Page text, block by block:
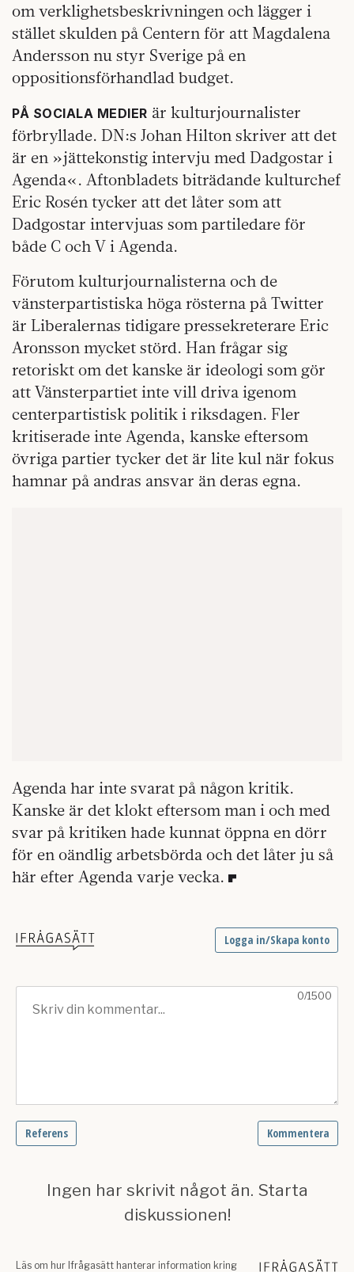
om verklighetsbeskrivningen och lägger i
stället skulden på Centern för att Magdalena
Andersson nu styr Sverige på en
oppositionsförhandlad budget.
PÅ SOCIALA MEDIER är kulturjournalister
förbryllade. DN:s Johan Hilton skriver att det
är en »jättekonstig intervju med Dadgostar i
Agenda«. Afton­bladets biträdande kulturchef
Eric Rosén tycker att det låter som att
Dadgostar intervjuas som partiledare för
både C och V i Agenda.
Förutom kulturjournalisterna och de
vänsterpartistiska höga rösterna på Twitter
är Liberalernas tidigare pressekreterare Eric
Aronsson mycket störd. Han frågar sig
retoriskt om det kanske är ideologi som gör
att Vänsterpartiet inte vill driva igenom
centerpartistisk politik i riksdagen. Fler
kritiserade inte Agenda, kanske eftersom
övriga partier tycker det är lite kul när fokus
hamnar på andras ansvar än deras egna.
Agenda har inte svarat på någon kritik.
Kanske är det klokt eftersom man i och med
svar på kritiken hade kunnat öppna en dörr
för en oändlig arbetsbörda och det låter ju så
här efter Agenda varje vecka.